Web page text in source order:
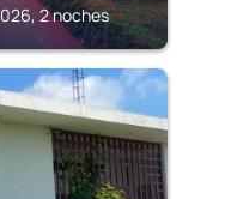
2 noches